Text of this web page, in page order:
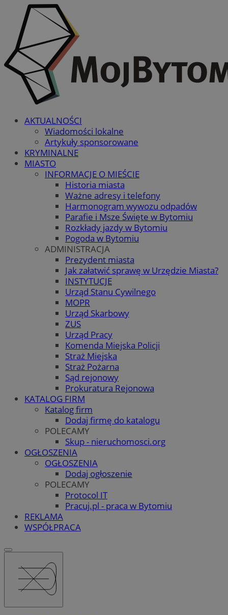
AKTUALNOŚCI
Wiadomości lokalne
Artykuły sponsorowane
KRYMINALNE
MIASTO
INFORMACJE O MIEŚCIE
Historia miasta
Ważne adresy i telefony
Harmonogram wywozu odpadów
Parafie i Msze Święte w Bytomiu
Rozkłady jazdy w Bytomiu
Pogoda w Bytomiu
ADMINISTRACJA
Prezydent miasta
Jak załatwić sprawę w Urzędzie Miasta?
INSTYTUCJE
Urząd Stanu Cywilnego
MOPR
Urząd Skarbowy
ZUS
Urząd Pracy
Komenda Miejska Policji
Straż Miejska
Straż Pożarna
Sąd rejonowy
Prokuratura Rejonowa
KATALOG FIRM
Katalog firm
Dodaj firmę do katalogu
POLECAMY
Skup - nieruchomosci.org
OGŁOSZENIA
OGŁOSZENIA
Dodaj ogłoszenie
POLECAMY
Protocol IT
Pracuj.pl - praca w Bytomiu
REKLAMA
WSPÓŁPRACA